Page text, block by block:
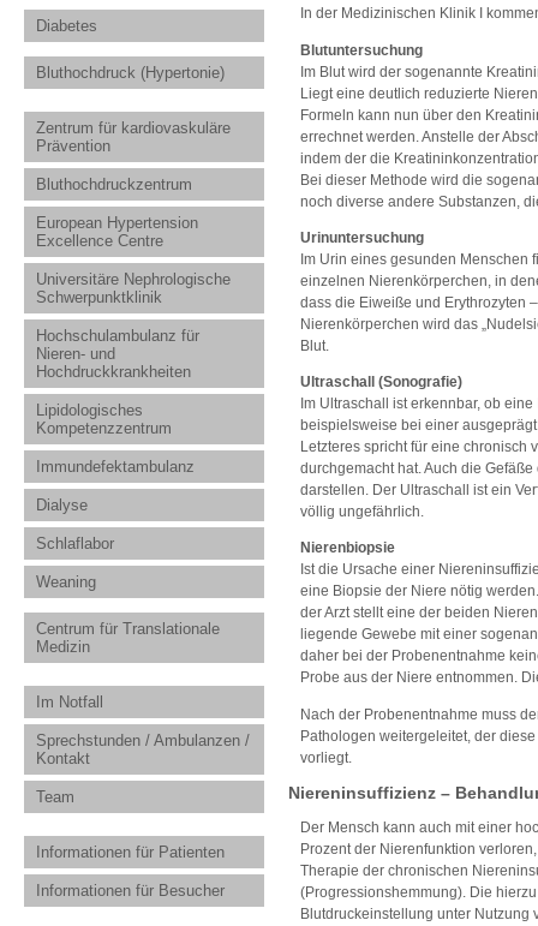
Diabetes
Bluthochdruck (Hypertonie)
Zentrum für kardiovaskuläre
Prävention
Bluthochdruckzentrum
European Hypertension
Excellence Centre
Universitäre Nephrologische
Schwerpunktklinik
Hochschulambulanz für
Nieren- und
Hochdruckkrankheiten
Lipidologisches
Kompetenzzentrum
Immundefektambulanz
Dialyse
Schlaflabor
Weaning
Centrum für Translationale
Medizin
Im Notfall
Sprechstunden / Ambulanzen /
Kontakt
Team
Informationen für Patienten
Informationen für Besucher
In der Medizinischen Klinik I
Blutuntersuchung
Im Blut wird der sogenannte
Liegt eine deutlich reduzierte
Formeln kann nun über den
errechnet werden. Anstelle der
indem der die
Bei dieser Methode wird die
noch diverse andere Substanzen,
Urinuntersuchung
Im Urin eines gesunden Menschen
einzelnen Nierenkörperchen, in
dass die Eiweiße und Erythrozyten
Nierenkörperchen wird das
Blut.
Ultraschall (Sonografie)
Im Ultraschall ist erkennbar, ob
beispielsweise bei einer
Letzteres spricht für eine
durchgemacht hat. Auch die
darstellen. Der Ultraschall ist ein
völlig ungefährlich.
Nierenbiopsie
Ist die Ursache einer
eine Biopsie der Niere nötig
der Arzt stellt eine der beiden
liegende Gewebe mit einer
daher bei der Probenentnahme
Probe aus der Niere entnommen.
Nach der Probenentnahme muss
Pathologen weitergeleitet, der
vorliegt.
Niereninsuffizienz –
Der Mensch kann auch mit einer
Prozent der Nierenfunktion
Therapie der chronischen
(Progressionshemmung). Die
Blutdruckeinstellung unter